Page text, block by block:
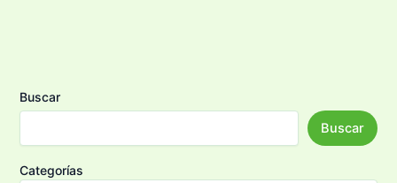
Buscar
Buscar
Categorías